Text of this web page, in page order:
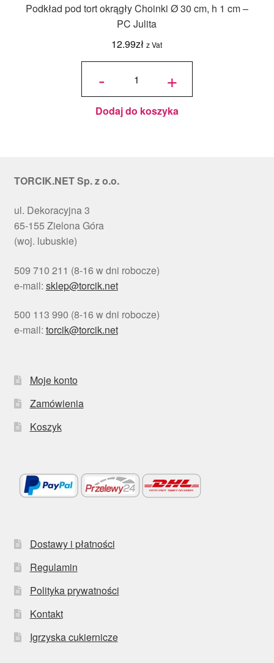
Podkład pod tort okrągły Choinki Ø 30 cm, h 1 cm –
PC Julita
12.99zł z Vat
-
ilość
okrągły
Choinki
Ø 30
cm, h 1
cm - PC
+
Dodaj do koszyka
TORCIK.NET Sp. z o.o.
ul. Dekoracyjna 3
65-155 Zielona Góra
(woj. lubuskie)
509 710 211 (8-16 w dni robocze)
e-mail: sklep@torcik.net
500 113 990 (8-16 w dni robocze)
e-mail: torcik@torcik.net
Moje konto
Zamówienia
Koszyk
Dostawy i płatności
Regulamin
Polityka prywatności
Kontakt
Igrzyska cukiernicze